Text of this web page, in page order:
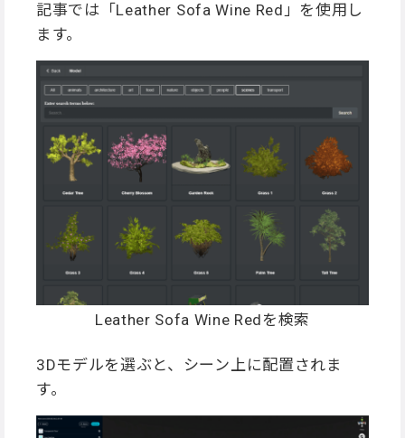
記事では「Leather Sofa Wine Red」を使用し
ます。
Leather Sofa Wine Redを検索
3Dモデルを選ぶと、シーン上に配置されま
す。